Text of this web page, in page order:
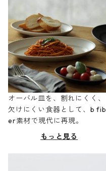
オーバル皿を、割れにくく、
欠けにくい食器として、b fib
er素材で現代に再現。
もっと見る